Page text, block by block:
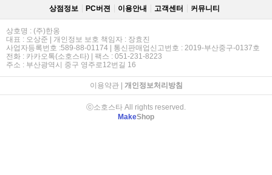
상점정보 PC버젼 이용안내 고객센터 커뮤니티
상호명 : (주)한옹
대표 : 오상준 | 개인정보 보호 책임자 : 장효진
사업자등록번호 :589-88-01174 | 통신판매업신고번호 : 2019-부산중구-0137호
전화 : 카카오톡(소호스타) | 팩스 : 051-231-8223
주소 : 부산광역시 중구 영주로12번길 16
이용약관| 개인정보처리방침
ⓒ소호스타 All rights reserved.
MakeShop